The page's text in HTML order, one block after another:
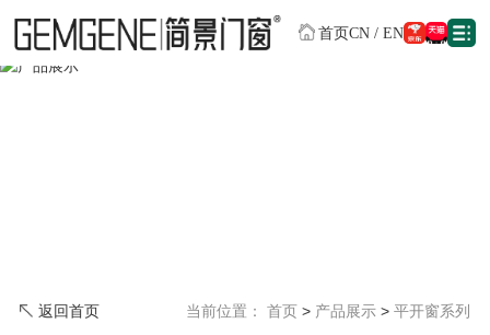
首页CN / EN
返回首页 当前位置：首页 > 产品展示 >平开窗系列